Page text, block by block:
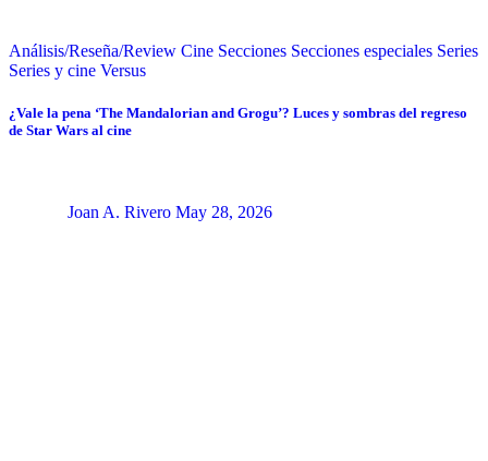
Análisis/Reseña/Review Cine Secciones Secciones especiales Series
Series y cine Versus
¿Vale la pena ‘The Mandalorian and Grogu’? Luces y sombras del regreso
de Star Wars al cine
Joan A. Rivero May 28, 2026